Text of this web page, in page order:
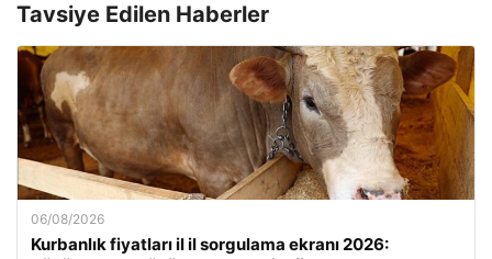
Tavsiye Edilen Haberler
06/08/2026
Kurbanlık fiyatları il il sorgulama ekranı 2026: